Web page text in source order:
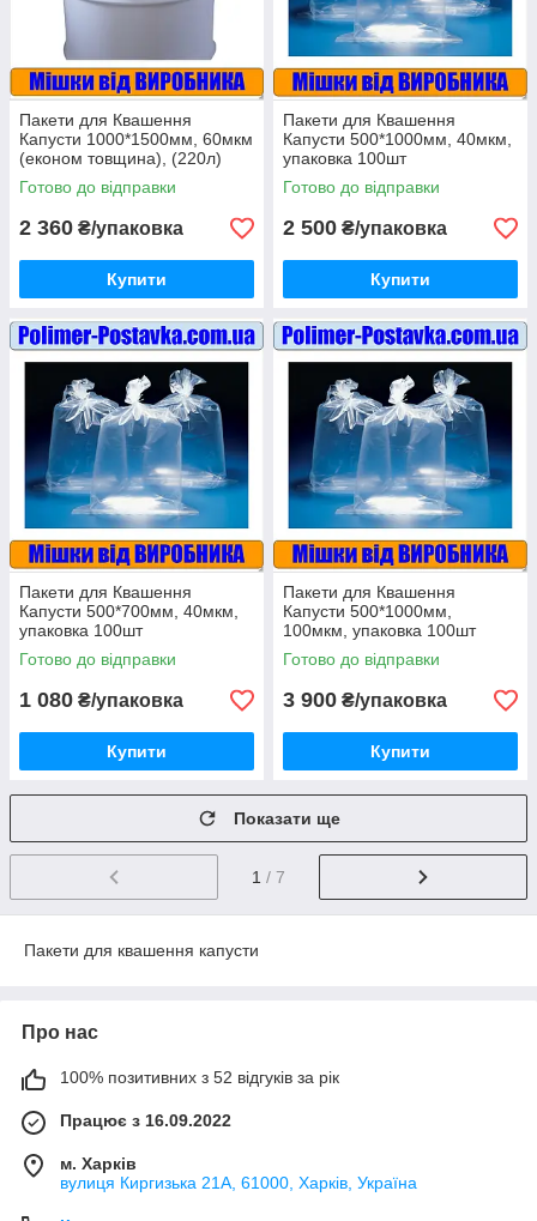
Пакети для Квашення
Капусти 1000*1500мм, 60мкм
(економ товщина), (220л)
20шт
Готово до відправки
2 360 ₴/упаковка
Купити
Пакети для Квашення
Капусти 500*1000мм, 40мкм,
упаковка 100шт
Готово до відправки
2 500 ₴/упаковка
Купити
Пакети для Квашення
Капусти 500*700мм, 40мкм,
упаковка 100шт
Готово до відправки
1 080 ₴/упаковка
Купити
Пакети для Квашення
Капусти 500*1000мм,
100мкм, упаковка 100шт
Готово до відправки
3 900 ₴/упаковка
Купити
Показати ще
1 / 7
Пакети для квашення капусти
Про нас
100% позитивних з 52 відгуків за рік
Працює з 16.09.2022
м. Харків
вулиця Киргизька 21А, 61000, Харків, Україна